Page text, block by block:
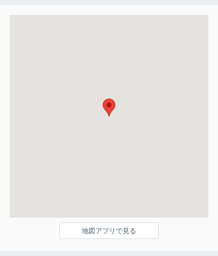
地図アプリで見る